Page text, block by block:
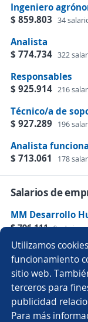
Utilizamos
funcionamiento
sitio web.
terceros para
publicidad
Para más
Ingeniero
$ 859.803 34
Analista
$ 774.734 322
Responsables
$ 925.914 216
Técnico/a de
$ 927.289 196
Analista
$ 713.061
178
Salarios de
MM Desarrollo
$ 796.111 9 salarios
Empleos